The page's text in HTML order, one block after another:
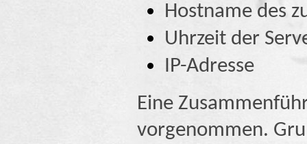
Hostname des
Uhrzeit der
IP-Adresse
Eine
vorgenommen.